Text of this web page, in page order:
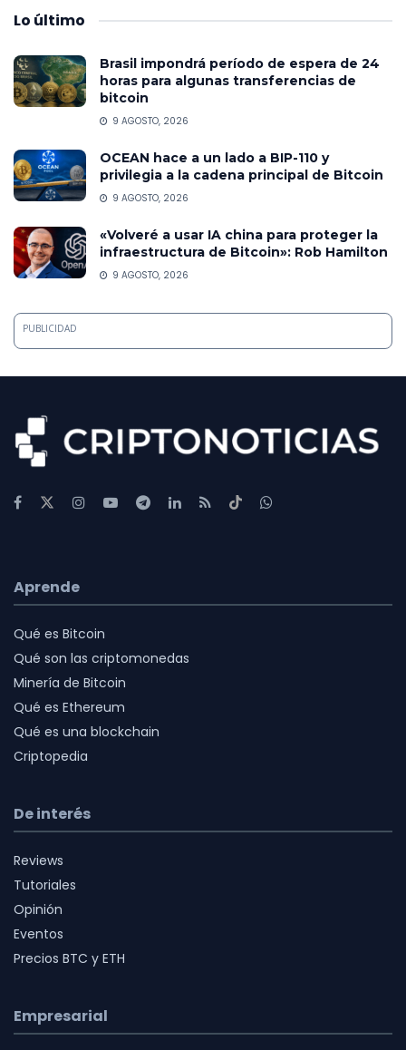
Lo último
Brasil impondrá período de espera de 24
horas para algunas transferencias de
bitcoin
9 AGOSTO, 2026
OCEAN hace a un lado a BIP-110 y
privilegia a la cadena principal de Bitcoin
9 AGOSTO, 2026
«Volveré a usar IA china para proteger la
infraestructura de Bitcoin»: Rob Hamilton
9 AGOSTO, 2026
PUBLICIDAD
Aprende
Qué es Bitcoin
Qué son las criptomonedas
Minería de Bitcoin
Qué es Ethereum
Qué es una blockchain
Criptopedia
De interés
Reviews
Tutoriales
Opinión
Eventos
Precios BTC y ETH
Empresarial